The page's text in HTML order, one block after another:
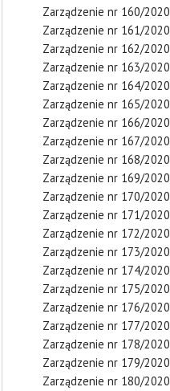
Zarządzenie nr 160/2020
Zarządzenie nr 161/2020
Zarządzenie nr 162/2020
Zarządzenie nr 163/2020
Zarządzenie nr 164/2020
Zarządzenie nr 165/2020
Zarządzenie nr 166/2020
Zarządzenie nr 167/2020
Zarządzenie nr 168/2020
Zarządzenie nr 169/2020
Zarządzenie nr 170/2020
Zarządzenie nr 171/2020
Zarządzenie nr 172/2020
Zarządzenie nr 173/2020
Zarządzenie nr 174/2020
Zarządzenie nr 175/2020
Zarządzenie nr 176/2020
Zarządzenie nr 177/2020
Zarządzenie nr 178/2020
Zarządzenie nr 179/2020
Zarządzenie nr 180/2020